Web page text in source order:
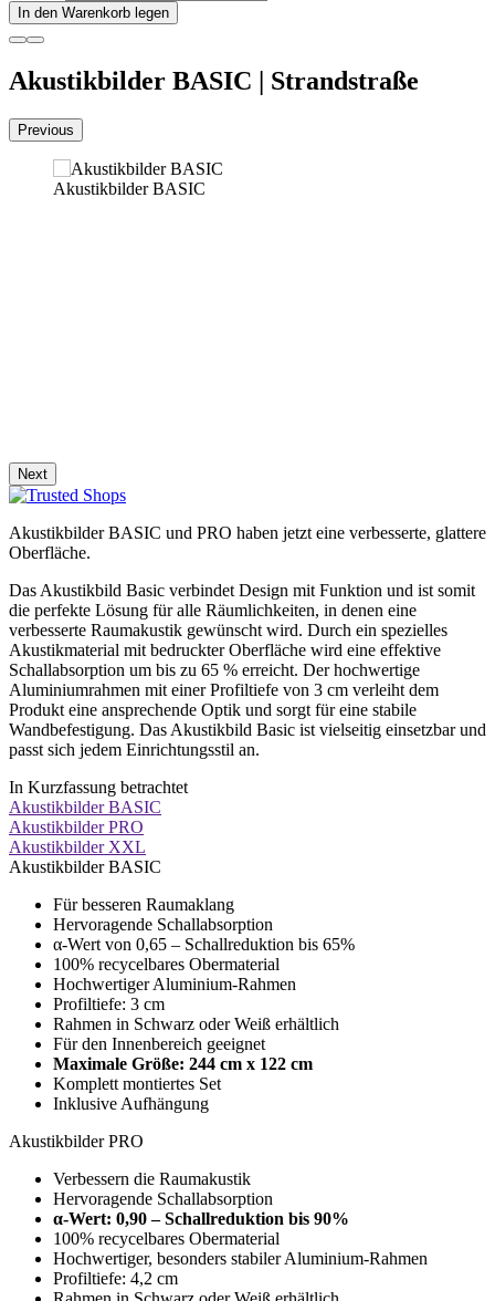
In den Warenkorb legen
Akustikbilder BASIC | Strandstraße
Previous
Akustikbilder BASIC
Next
Akustikbilder BASIC und PRO haben jetzt eine verbesserte, glattere
Oberfläche.
Das Akustikbild Basic verbindet Design mit Funktion und ist somit
die perfekte Lösung für alle Räumlichkeiten, in denen eine
verbesserte Raumakustik gewünscht wird. Durch ein spezielles
Akustikmaterial mit bedruckter Oberfläche wird eine effektive
Schallabsorption um bis zu 65 % erreicht. Der hochwertige
Aluminiumrahmen mit einer Profiltiefe von 3 cm verleiht dem
Produkt eine ansprechende Optik und sorgt für eine stabile
Wandbefestigung. Das Akustikbild Basic ist vielseitig einsetzbar und
passt sich jedem Einrichtungsstil an.
In Kurzfassung betrachtet
Akustikbilder BASIC
Akustikbilder PRO
Akustikbilder XXL
Akustikbilder BASIC
Für besseren Raumaklang
Hervoragende Schallabsorption
α-Wert von 0,65 – Schallreduktion bis 65%
100% recycelbares Obermaterial
Hochwertiger Aluminium-Rahmen
Profiltiefe: 3 cm
Rahmen in Schwarz oder Weiß erhältlich
Für den Innenbereich geeignet
Maximale Größe: 244 cm x 122 cm
Komplett montiertes Set
Inklusive Aufhängung
Akustikbilder PRO
Verbessern die Raumakustik
Hervoragende Schallabsorption
α-Wert: 0,90 – Schallreduktion bis 90%
100% recycelbares Obermaterial
Hochwertiger, besonders stabiler Aluminium-Rahmen
Profiltiefe: 4,2 cm